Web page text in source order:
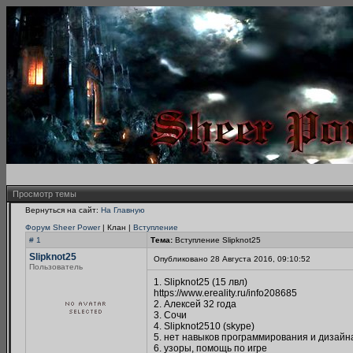
Просмотр темы
Вернуться на сайт: На Главную
Форум Sheer Power| Клан | Вступление
# 1
Тема: Вступление Slipknot25
Slipknot25
Пользователь
Опубликовано 28 Августа 2016, 09:10:52
1. Slipknot25 (15 лвл)
https://www.ereality.ru/info208685
2. Алексей 32 года
3. Сочи
4. Slipknot2510 (skype)
5. нет навыков программирования и
6. узоры, помощь по игре